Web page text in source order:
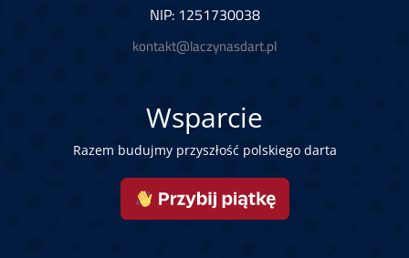
NIP: 1251730038
kontakt@laczynasdart.pl
Wsparcie
Razem budujmy przyszłość polskiego darta